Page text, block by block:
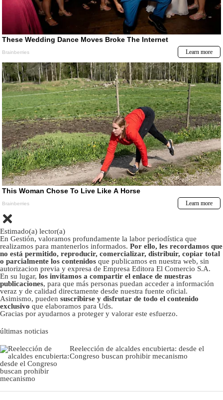
Estimado(a) lector(a)
En Gestión, valoramos profundamente la labor periodística que
realizamos para mantenerlos informados. Por ello, les recordamos que
no está permitido, reproducir, comercializar, distribuir, copiar total
o parcialmente los contenidos que publicamos en nuestra web, sin
autorizacion previa y expresa de Empresa Editora El Comercio S.A.
En su lugar, los invitamos a compartir el enlace de nuestras
publicaciones, para que más personas puedan acceder a información
veraz y de calidad directamente desde nuestra fuente oficial.
Asimismo, pueden suscribirse y disfrutar de todo el contenido
exclusivo que elaboramos para Uds.
Gracias por ayudarnos a proteger y valorar este esfuerzo.
últimas noticias
Reelección de alcaldes encubierta: desde el
Congreso buscan prohibir mecanismo